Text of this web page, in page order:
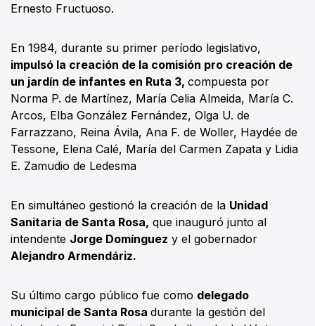
Ernesto Fructuoso.
En 1984, durante su primer período legislativo,
impulsó la creación de la comisión pro creación de
un jardín de infantes en Ruta 3, compuesta por
Norma P. de Martínez, María Celia Almeida, María C.
Arcos, Elba González Fernández, Olga U. de
Farrazzano, Reina Ávila, Ana F. de Woller, Haydée de
Tessone, Elena Calé, María del Carmen Zapata y Lidia
E. Zamudio de Ledesma
En simultáneo gestionó la creación de la Unidad
Sanitaria de Santa Rosa, que inauguró junto al
intendente Jorge Domínguez y el gobernador
Alejandro Armendáriz.
Su último cargo público fue como delegado
municipal de Santa Rosa durante la gestión del